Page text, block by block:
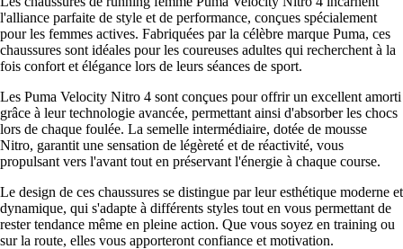
l'alliance parfaite de style et de performance, conçues spécialement
pour les femmes actives. Fabriquées par la célèbre marque Puma, ces
chaussures sont idéales pour les coureuses adultes qui recherchent à la
fois confort et élégance lors de leurs séances de sport.
Les Puma Velocity Nitro 4 sont conçues pour offrir un excellent amorti
grâce à leur technologie avancée, permettant ainsi d'absorber les chocs
lors de chaque foulée. La semelle intermédiaire, dotée de mousse
Nitro, garantit une sensation de légèreté et de réactivité, vous
propulsant vers l'avant tout en préservant l'énergie à chaque course.
Le design de ces chaussures se distingue par leur esthétique moderne et
dynamique, qui s'adapte à différents styles tout en vous permettant de
rester tendance même en pleine action. Que vous soyez en training ou
sur la route, elles vous apporteront confiance et motivation.